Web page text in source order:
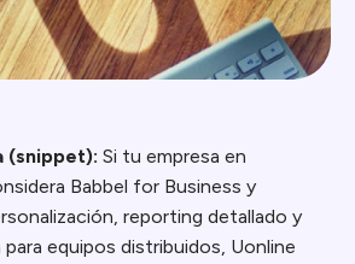
(snippet): Si tu empresa en
Babbel for Business y
reporting detallado y
equipos distribuidos, Uonline